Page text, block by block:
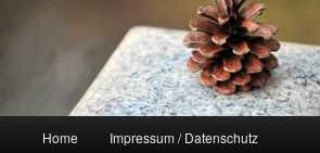
Home Impressum / Datenschutz